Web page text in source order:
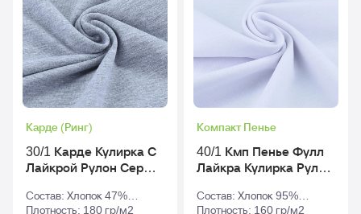
Карде (Ринг)
30/1 Карде Кулирка С
Лайкрой Рулон Серый-
Состав: Хлопок 47%
Полиэстер 47% Эластан
Плотность: 180 гр/м2
Компакт Пенье
40/1 Кмп Пенье Фулл
Лайкра Кулирка Рулон
Состав: Хлопок 95%
Эластан 5%
Плотность: 160 гр/м2